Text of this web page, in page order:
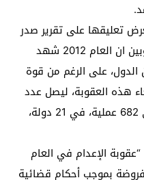
تعليقها على تقرير صدر
أمس عن منظمة العفو الدولية، وبين ان العام 2012 شهد
على الرغم من قوة
هذه العقوبة، ليصل عدد
الإعدامات التي تأكد تنفيذها الى 682 عملية، في 21 دولة،
“عقوبة الإعدام في العام
بموجب أحكام قضائية